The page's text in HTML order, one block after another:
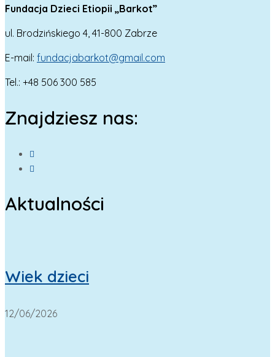
Fundacja Dzieci Etiopii „Barkot”
ul. Brodzińskiego 4, 41-800 Zabrze
E-mail: fundacjabarkot@gmail.com
Tel.: +48 506 300 585
Znajdziesz nas:
Aktualności
Wiek dzieci
12/06/2026